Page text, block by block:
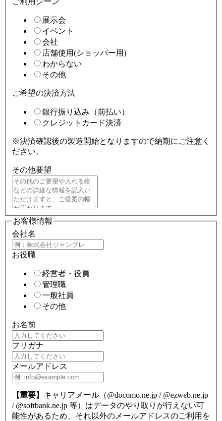
展示会
イベント
会社
店舗使用(ショッパー用)
わからない
その他
ご希望の決済方法
銀行振り込み（前払い）
クレジットカード決済
※決済確認後の製造開始となりますので納期にご注意く
ださい。
その他要望
お客様情報
会社名
お役職
経営者・役員
管理職
一般社員
その他
お名前
フリガナ
メールアドレス
【重要】 キャリアメール（@docomo.ne.jp / @ezweb.ne.jp
/ @softbank.ne.jp 等）はデータのやり取りが行えない可
能性があるため、それ以外のメールアドレスのご利用を